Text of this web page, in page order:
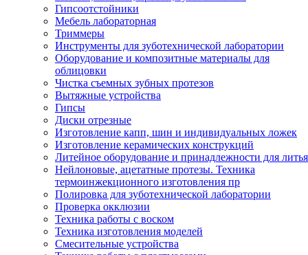
Гипсоотстойники
Мебель лабораторная
Триммеры
Инструменты для зуботехнической лаборатории
Оборудование и композитные материалы для
облицовки
Чистка съемных зубных протезов
Вытяжные устройства
Гипсы
Диски отрезные
Изготовление капп, шин и индивидуальных ложек
Изготовление керамических конструкций
Литейное оборудование и принадлежности для литья
Нейлоновые, ацетатные протезы. Техника
термоинжекционного изготовления пр
Полировка для зуботехнической лаборатории
Проверка окклюзии
Техника работы с воском
Техника изготовления моделей
Смесительные устройства